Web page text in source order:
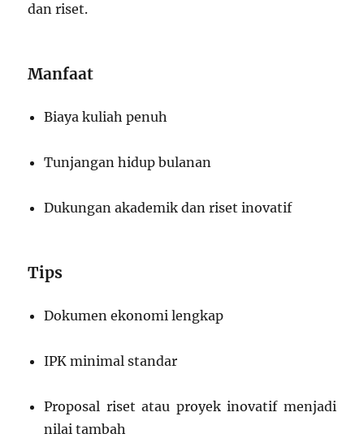
dan riset.
Manfaat
Biaya kuliah penuh
Tunjangan hidup bulanan
Dukungan akademik dan riset inovatif
Tips
Dokumen ekonomi lengkap
IPK minimal standar
Proposal riset atau proyek inovatif menjadi
nilai tambah